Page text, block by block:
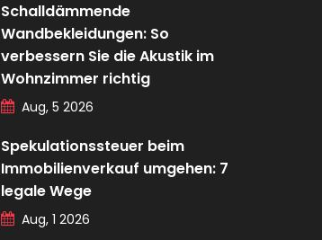
Schalldämmende
Wandbekleidungen: So
verbessern Sie die Akustik im
Wohnzimmer richtig
Aug, 5 2026
Spekulationssteuer beim
Immobilienverkauf umgehen: 7
legale Wege
Aug, 1 2026